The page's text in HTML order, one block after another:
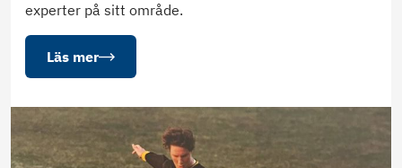
experter på sitt område.
Läs mer